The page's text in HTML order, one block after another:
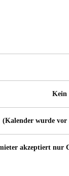
Kein
(Kalender wurde vor
akzeptiert nur